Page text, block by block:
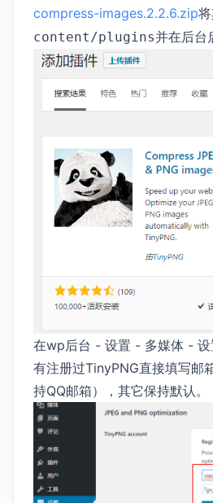
compress-images.2.2.6.zip
content/plugins并在后台
在wp后台 - 设置 - 多媒体 - 设
有注册过TinyPNG直接填写邮
持QQ邮箱），其它保持默认。